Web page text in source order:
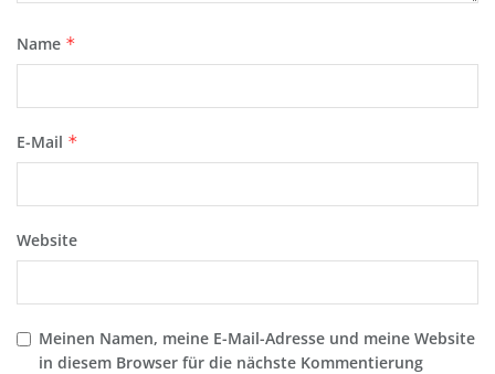
Name *
E-Mail *
Website
Meinen Namen, meine E-Mail-Adresse und meine Website
in diesem Browser für die nächste Kommentierung